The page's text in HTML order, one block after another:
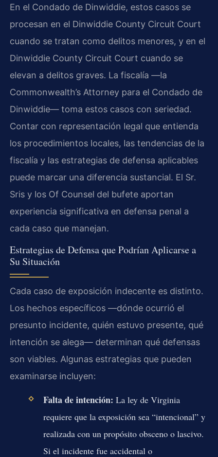
En el Condado de Dinwiddie, estos casos se
procesan en el Dinwiddie County Circuit Court
cuando se tratan como delitos menores, y en el
Dinwiddie County Circuit Court cuando se
elevan a delitos graves. La fiscalía —la
Commonwealth’s Attorney para el Condado de
Dinwiddie— toma estos casos con seriedad.
Contar con representación legal que entienda
los procedimientos locales, las tendencias de la
fiscalía y las estrategias de defensa aplicables
puede marcar una diferencia sustancial. El Sr.
Sris y los Of Counsel del bufete aportan
experiencia significativa en defensa penal a
cada caso que manejan.
Estrategias de Defensa que Podrían Aplicarse a
Su Situación
Cada caso de exposición indecente es distinto.
Los hechos específicos —dónde ocurrió el
presunto incidente, quién estuvo presente, qué
intención se alega— determinan qué defensas
son viables. Algunas estrategias que pueden
examinarse incluyen:
Falta de intención: La ley de Virginia
requiere que la exposición sea “intencional” y
realizada con un propósito obsceno o lascivo.
Si el incidente fue accidental o